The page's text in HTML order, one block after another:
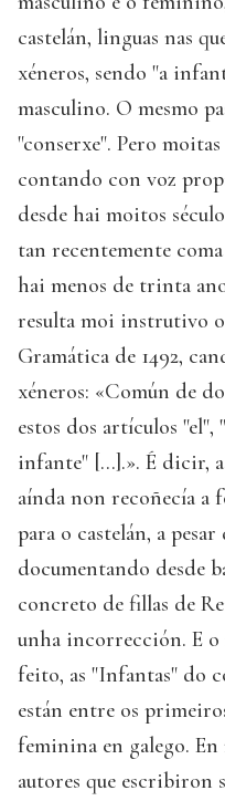
castelán, linguas nas
xéneros, sendo "a
masculino. O mesmo
"conserxe". Pero
contando con voz
desde hai moitos
tan recentemente
hai menos de trinta
resulta moi instrutivo
Gramática de 1492,
xéneros: «Común de
estos dos artículos
infante" [...].». É dicir,
aínda non recoñecía
para o castelán, a pesar
documentando desde
concreto de fillas de
unha incorrección. E o
feito, as "Infantas" do
están entre os
feminina en galego. En
autores que escribiron